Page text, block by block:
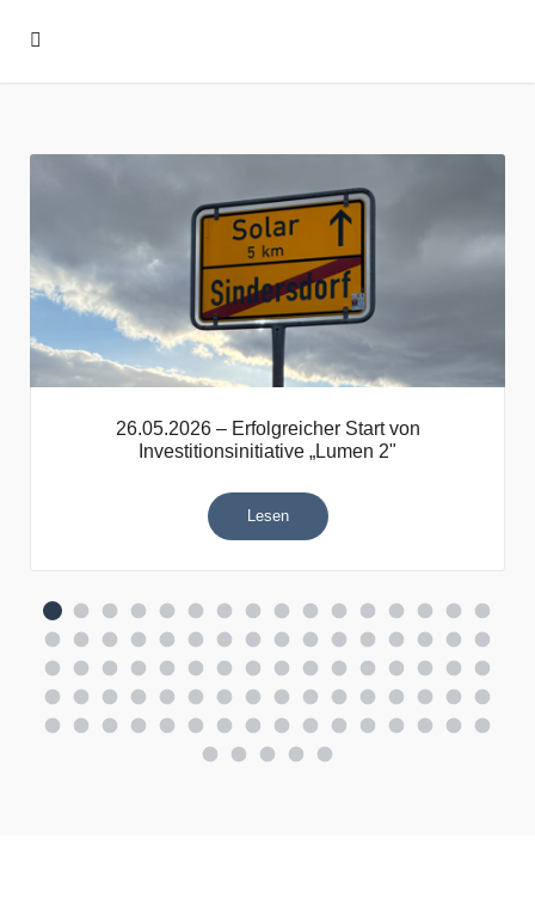
26.05.2026 – Erfolgreicher Start von
Investitionsinitiative „Lumen 2"
Lesen